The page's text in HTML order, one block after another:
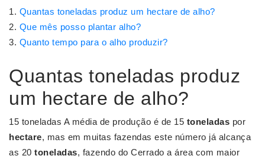
Quantas toneladas produz um hectare de alho?
Que mês posso plantar alho?
Quanto tempo para o alho produzir?
Quantas toneladas produz
um hectare de alho?
15 toneladas A média de produção é de 15 toneladas por
hectare, mas em muitas fazendas este número já alcança
as 20 toneladas, fazendo do Cerrado a área com maior